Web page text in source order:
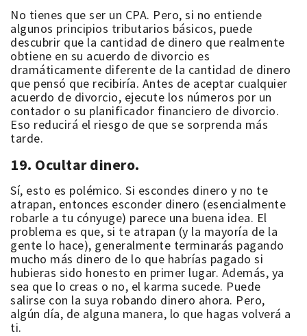
No tienes que ser un CPA. Pero, si no entiende
algunos principios tributarios básicos, puede
descubrir que la cantidad de dinero que realmente
obtiene en su acuerdo de divorcio es
dramáticamente diferente de la cantidad de dinero
que pensó que recibiría. Antes de aceptar cualquier
acuerdo de divorcio, ejecute los números por un
contador o su planificador financiero de divorcio.
Eso reducirá el riesgo de que se sorprenda más
tarde.
19. Ocultar dinero.
Sí, esto es polémico. Si escondes dinero y no te
atrapan, entonces esconder dinero (esencialmente
robarle a tu cónyuge) parece una buena idea. El
problema es que, si te atrapan (y la mayoría de la
gente lo hace), generalmente terminarás pagando
mucho más dinero de lo que habrías pagado si
hubieras sido honesto en primer lugar. Además, ya
sea que lo creas o no, el karma sucede. Puede
salirse con la suya robando dinero ahora. Pero,
algún día, de alguna manera, lo que hagas volverá a
ti.